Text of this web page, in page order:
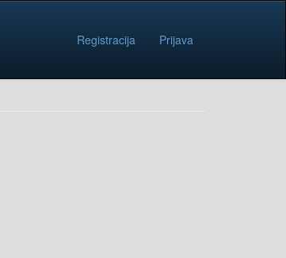
Registracija Prijava